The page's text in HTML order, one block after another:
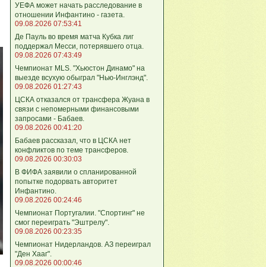
УЕФА может начать расследование в
отношении Инфантино - газета.
09.08.2026 07:53:41
Де Пауль во время матча Кубка лиг
поддержал Месси, потерявшего отца.
09.08.2026 07:43:49
Чемпионат MLS. "Хьюстон Динамо" на
выезде всухую обыграл "Нью-Инглэнд".
09.08.2026 01:27:43
ЦСКА отказался от трансфера Жуана в
связи с непомерными финансовыми
запросами - Бабаев.
09.08.2026 00:41:20
Бабаев рассказал, что в ЦСКА нет
конфликтов по теме трансферов.
09.08.2026 00:30:03
В ФИФА заявили о спланированной
попытке подорвать авторитет
Инфантино.
09.08.2026 00:24:46
Чемпионат Португалии. "Спортинг" не
смог переиграть "Эштрелу".
09.08.2026 00:23:35
Чемпионат Нидерландов. АЗ переиграл
"Ден Хааг".
09.08.2026 00:00:46